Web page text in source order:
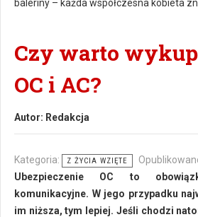
baleriny – każda współczesna kobieta
Czy warto
OC i AC?
Autor: Redakcja
Kategoria: Z ŻYCIA WZIĘTE
Ubezpieczenie OC to
komunikacyjne. W jego przypadku
im niższa, tym lepiej. Jeśli chodzi